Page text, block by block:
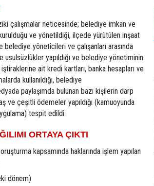
çalışmalar neticesinde; belediye imkan ve
ve yönetildiği, ilçede yürütülen inşaat
yöneticileri ve çalışanları arasında
yapıldığı ve belediye yönetiminin
ait kredi kartları, banka hesapları ve
kullanıldığı, belediye
paylaşımda bulunan bazı kişilerin darp
ve çeşitli ödemeler yapıldığı (kamuoyunda
tespit edildi.
ORTAYA ÇIKTI
kapsamında haklarında işlem yapılan
dönem)